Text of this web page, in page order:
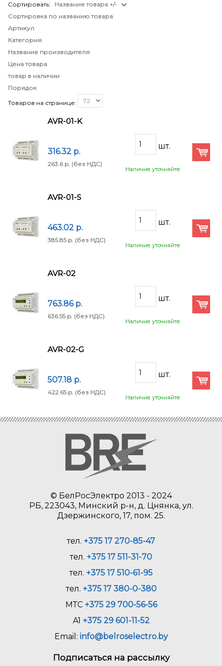
Сортировать:
Название товара +/-
Сортировка по названию товара
Артикул
Категория
Название производителя
Цена товара
товар в наличии
Порядок
Товаров на странице:
AVR-01-K
316.32 p.
263.6 p. (без НДС)
Наличие уточняйте
AVR-01-S
463.02 p.
385.85 p. (без НДС)
Наличие уточняйте
AVR-02
763.86 p.
636.55 p. (без НДС)
Наличие уточняйте
AVR-02-G
507.18 p.
422.65 p. (без НДС)
Наличие уточняйте
© БелРосЭлектро 2013 - 2024
РБ, 223043, Минский р-н, д. Цнянка, ул.
Дзержинского, 17, пом. 25.
тел. +375 17 270-85-47
тел. +375 17 511-31-70
тел. +375 17 510-61-95
тел. +375 17 380-0-380
МТС +375 29 700-56-56
A1 +375 29 601-11-52
Email: info@belroselectro.by
Подписаться на рассылку